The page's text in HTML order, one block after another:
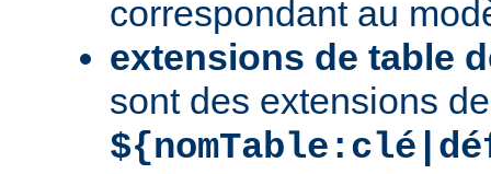
correspondant au
extensions de table
sont des extensions